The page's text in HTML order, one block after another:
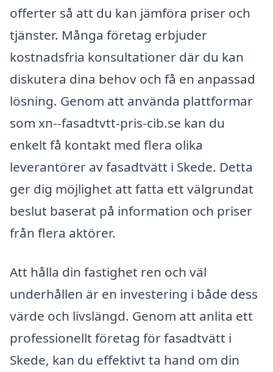
offerter så att du kan jämföra priser och
tjänster. Många företag erbjuder
kostnadsfria konsultationer där du kan
diskutera dina behov och få en anpassad
lösning. Genom att använda plattformar
som xn--fasadtvtt-pris-cib.se kan du
enkelt få kontakt med flera olika
leverantörer av fasadtvätt i Skede. Detta
ger dig möjlighet att fatta ett välgrundat
beslut baserat på information och priser
från flera aktörer.
Att hålla din fastighet ren och väl
underhållen är en investering i både dess
värde och livslängd. Genom att anlita ett
professionellt företag för fasadtvätt i
Skede, kan du effektivt ta hand om din